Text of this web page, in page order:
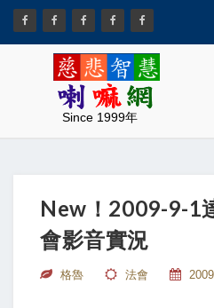
Since 1999年
New！2009-9-1
會影音實況
格魯 法會